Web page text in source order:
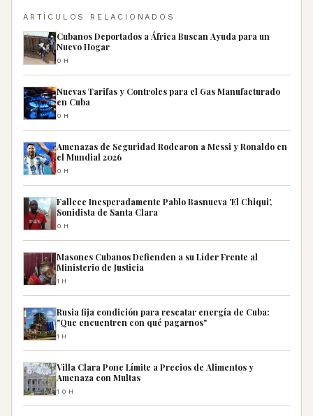
ARTÍCULOS RELACIONADOS
Cubanos Deportados a África Buscan Ayuda para un
Nuevo Hogar
0H
Nuevas Tarifas y Controles para el Gas Manufacturado
en Cuba
0H
Amenazas de Seguridad Rodearon a Messi y Ronaldo en
el Mundial 2026
0H
Fallece Inesperadamente Pablo Basnueva 'El Chiqui',
Sonidista de Santa Clara
0H
Masones Cubanos Defienden a su Líder Frente al
Ministerio de Justicia
1H
Rusia fija condición para rescatar energía de Cuba:
"Que encuentren con qué pagarnos"
1H
Villa Clara Pone Límite a Precios de Alimentos y
Amenaza con Multas
10H